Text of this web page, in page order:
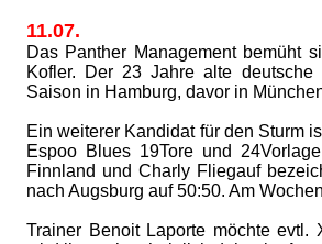
11.07.
Das Panther Management bemüht
Kofler. Der 23 Jahre alte
Saison in Hamburg, davor in
Ein weiterer Kandidat für den Sturm
Espoo Blues 19Tore und
Finnland und Charly Fliegauf
nach Augsburg auf 50:50. Am
Trainer Benoit Laporte möchte evtl.